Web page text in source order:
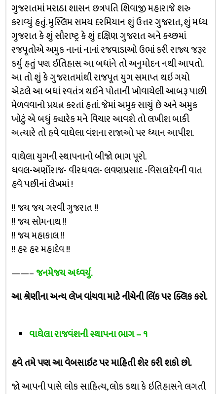
ગુજરાતમાં મરાઠા શાસન છત્રપતિ શિવાજી મહારાજે શરુ
કરાવ્યું હતું. મુસ્લિમ સમય દરમિયાન શું ઉત્તર ગુજરાત, શું મધ્ય
ગુજરાત કે શું સૌરાષ્ટ્ર કે શું દક્ષિણ ગુજરાત અને કચ્છમાં
રજપૂતોએ અમુક નાનાં નાનાં રજવાડાઓ ઉભાં કરી રાજ્ય જરૂર
કર્યું હતું પણ ઈતિહાસ આ બધાંને તો અનુમોદન નથી આપતો.
આ તો શું કે ગુજરાતમાંથી રાજપૂત યુગ સમાપ્ત થઇ ગયો
એટલે આ બધાં સ્વતંત્ર થઈને પોતાની ખોવાયેલી આબરૂ પાછી
મેળવવાનો પ્રયત્ન કરતાં હતાં. જેમાં અમુક સાચું છે અને અમુક
ખોટું એ બધું ક્યારેક મને વિચાર આવશે તો લખીશ બાકી
અત્યારે તો હવે વાઘેલા વંશના રાજાઓ પર ધ્યાન આપીશ.
વાઘેલા યુગની સ્થાપનાનો બીજો ભાગ પૂરો.
ધવલ-અર્ણોરાજ- વીરધવલ- લવણપ્રસાદ -વિસલદેવની વાત
હવે પછીનાં લેખમાં !
!! જય જય ગરવી ગુજરાત !!
!! જય સોમનાથ !!
!! જય મહાકાલ !!
!! હર હર મહાદેવ !!
——–જનમેજય અધ્વર્યુ.
આ શ્રેણીના અન્ય લેખ વાંચવા માટે નીચેની લિંક પર ક્લિક કરો.
વાઘેલા રાજવંશની સ્થાપના ભાગ – ૧
હવે તમે પણ આ વેબસાઇટ પર માહિતી શેર કરી શકો છો.
જો આપની પાસે લોક સાહિત્ય, લોક કથા કે ઇતિહાસને લગતી